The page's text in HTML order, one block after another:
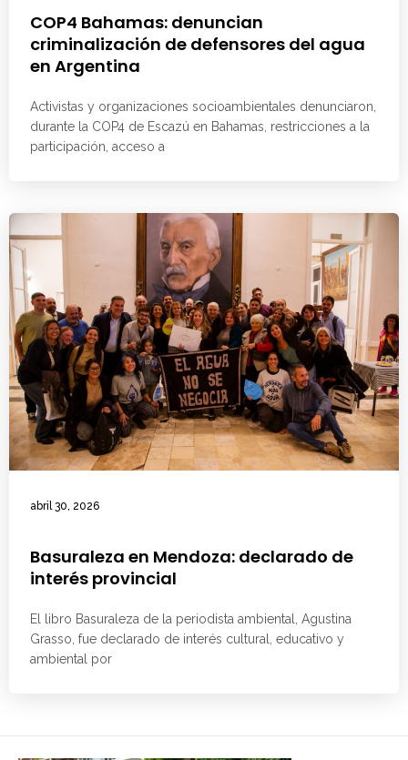
COP4 Bahamas: denuncian
criminalización de defensores del agua
en Argentina
Activistas y organizaciones socioambientales denunciaron,
durante la COP4 de Escazú en Bahamas, restricciones a la
participación, acceso a
abril 30, 2026
Basuraleza en Mendoza: declarado de
interés provincial
El libro Basuraleza de la periodista ambiental, Agustina
Grasso, fue declarado de interés cultural, educativo y
ambiental por